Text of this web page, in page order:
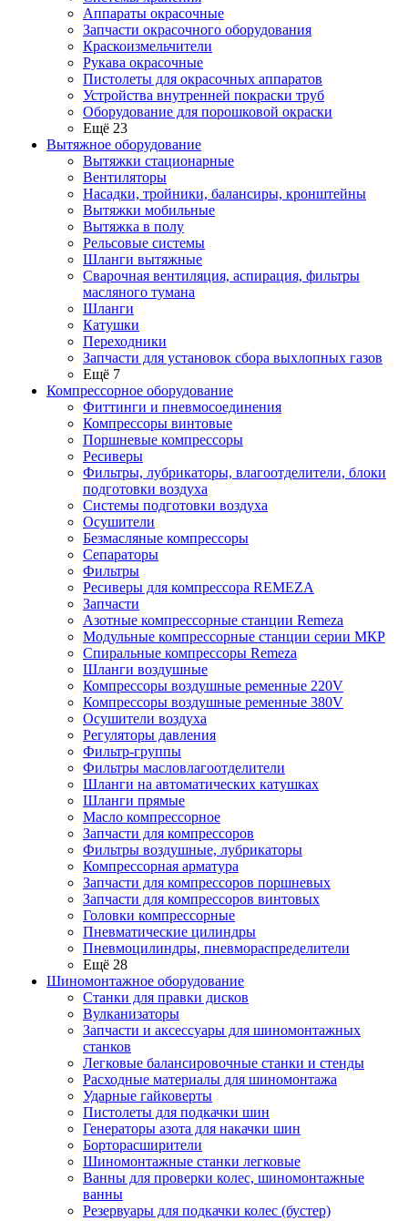
Аппараты окрасочные
Запчасти окрасочного оборудования
Краскоизмельчители
Рукава окрасочные
Пистолеты для окрасочных аппаратов
Устройства внутренней покраски труб
Оборудование для порошковой окраски
Ещё 23
Вытяжное оборудование
Вытяжки стационарные
Вентиляторы
Насадки, тройники, балансиры, кронштейны
Вытяжки мобильные
Вытяжка в полу
Рельсовые системы
Шланги вытяжные
Сварочная вентиляция, аспирация, фильтры
масляного тумана
Шланги
Катушки
Переходники
Запчасти для установок сбора выхлопных газов
Ещё 7
Компрессорное оборудование
Фиттинги и пневмосоединения
Компрессоры винтовые
Поршневые компрессоры
Ресиверы
Фильтры, лубрикаторы, влагоотделители, блоки
подготовки воздуха
Системы подготовки воздуха
Осушители
Безмасляные компрессоры
Сепараторы
Фильтры
Ресиверы для компрессора REMEZA
Запчасти
Азотные компрессорные станции Remeza
Модульные компрессорные станции серии МКР
Спиральные компрессоры Remeza
Шланги воздушные
Компрессоры воздушные ременные 220V
Компрессоры воздушные ременные 380V
Осушители воздуха
Регуляторы давления
Фильтр-группы
Фильтры масловлагоотделители
Шланги на автоматических катушках
Шланги прямые
Масло компрессорное
Запчасти для компрессоров
Фильтры воздушные, лубрикаторы
Компрессорная арматура
Запчасти для компрессоров поршневых
Запчасти для компрессоров винтовых
Головки компрессорные
Пневматические цилиндры
Пневмоцилиндры, пневмораспределители
Ещё 28
Шиномонтажное оборудование
Станки для правки дисков
Вулканизаторы
Запчасти и аксессуары для шиномонтажных
станков
Легковые балансировочные станки и стенды
Расходные материалы для шиномонтажа
Ударные гайковерты
Пистолеты для подкачки шин
Генераторы азота для накачки шин
Борторасширители
Шиномонтажные станки легковые
Ванны для проверки колес, шиномонтажные
ванны
Резервуары для подкачки колес (бустер)